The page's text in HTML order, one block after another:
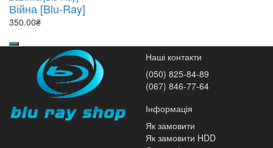
Війна [Blu-Ray]
350.00₴
Наші контакти
(050) 825-84-89
(067) 846-77-64
Інформація
Як замовити
Як замовити HDD